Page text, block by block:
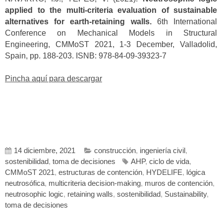
applied to the multi-criteria evaluation of sustainable
alternatives for earth-retaining walls.6th International
Conference on Mechanical Models in Structural
Engineering, CMMoST 2021, 1-3 December, Valladolid,
Spain, pp. 188-203. ISNB: 978-84-09-39323-7
Pincha aquí para descargar
14 diciembre, 2021 construcción, ingeniería civil ,
sostenibilidad, toma de decisiones AHP, ciclo de vida,
CMMoST 2021 , estructuras de contención, HYDELIFE, lógica
neutrosófica, multicriteria decision-making, muros de contención,
neutrosophic logic, retaining walls, sostenibilidad, Sustainability,
toma de decisiones